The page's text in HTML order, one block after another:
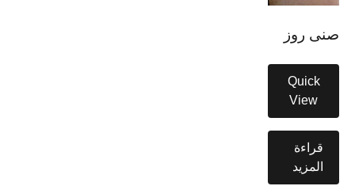
صنى روز
Quick
View
قراءة
المزيد